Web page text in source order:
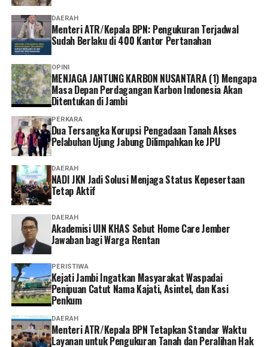
Momen paling menyentuh terjadi ketika Yohanes Heri
Widodo, mewakili seluruh orang tua, secara simbolis
menyerahkan para siswa kepada sekolah. Tepuk tangan
yang mengiringi prosesi sederhana itu seolah menjadi
penanda lahirnya sebuah komitmen baru. Sekolah dan
keluarga kini berjalan berdampingan, saling
menguatkan demi masa depan anak-anak.
Inspirasi kemudian hadir melalui kisah Prof. Dr. (HC). Ir.
Bambang Pramujati, S.T., M.Sc.Eng., Ph.D., IPU, ASEAN
Eng., Rektor Institut Teknologi Sepuluh Nopember
(ITS) Surabaya sekaligus alumni SMA Kolese De Britto.
Ia berbagi perjalanan hidup yang membuktikan bahwa
pendidikan karakter yang diperoleh di bangku sekolah
mampu menjadi fondasi ketika menghadapi tantangan
kehidupan dan dunia profesional. Baginya, ilmu
pengetahuan membuka pintu kesempatan, tetapi
karakterlah yang menentukan arah perjalanan
seseorang.
Pengalaman tersebut diperkaya dengan kesaksian
Yudianto, orang tua siswa Yedija Gayuh Pratama. Ia
DAERAH
Menteri ATR/Kepala BPN: Pengukuran Terjadwal
Sudah Berlaku di 400 Kantor Pertanahan
OPINI
MENJAGA JANTUNG KARBON NUSANTARA (1) Mengapa
Masa Depan Perdagangan Karbon Indonesia Akan
Ditentukan di Jambi
PERKARA
Dua Tersangka Korupsi Pengadaan Tanah Akses
Pelabuhan Ujung Jabung Dilimpahkan ke JPU
DAERAH
NADI JKN Jadi Solusi Menjaga Status Kepesertaan
Tetap Aktif
DAERAH
Akademisi UIN KHAS Sebut Home Care Jember
Jawaban bagi Warga Rentan
PERISTIWA
‎Kejati Jambi Ingatkan Masyarakat Waspadai
Penipuan Catut Nama Kajati, Asintel, dan Kasi
Penkum
DAERAH
Menteri ATR/Kepala BPN Tetapkan Standar Waktu
Layanan untuk Pengukuran Tanah dan Peralihan Hak